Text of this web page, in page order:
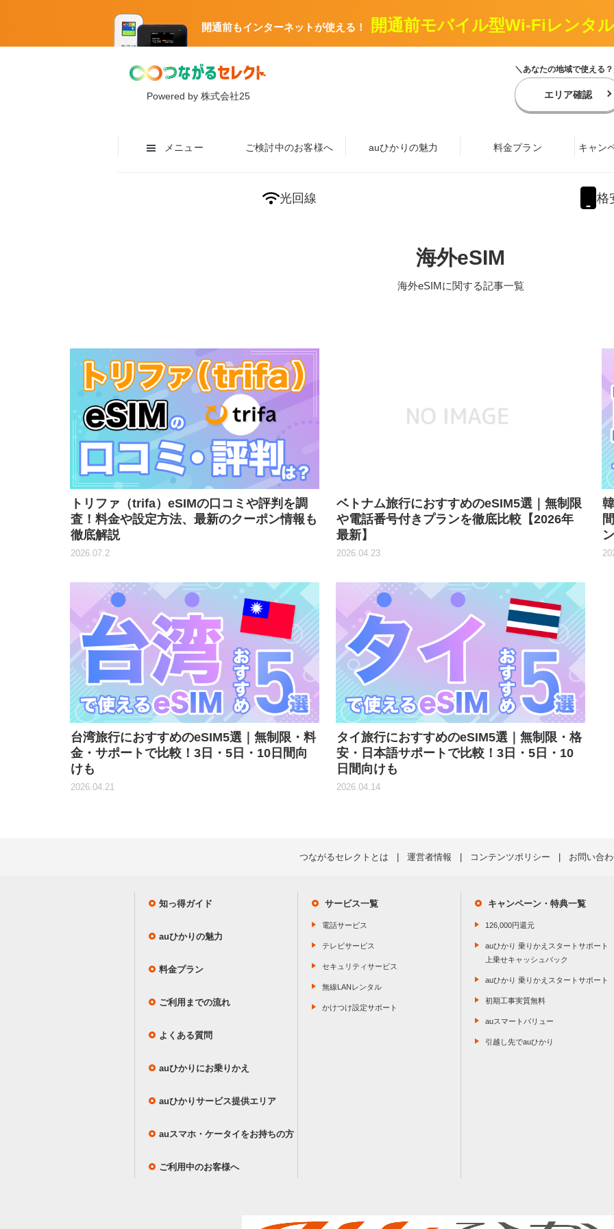
開通前もインターネットが使える！ 開通前モバイル型Wi-Fiレンタ
Powered by 株式会社25
＼あなたの地域で使える
エリア確認
メニュー ご検討中のお客様へ auひかりの魅力 料金プラン キャン
光回線 格
海外eSIM
海外eSIMに関する記事一覧
トリファ（trifa）eSIMの口コミや評判を調
査！料金や設定方法、最新のクーポン情報も
徹底解説
2026.07.2
ベトナム旅行におすすめのeSIM5選｜無制限
や電話番号付きプランを徹底比較【2026年
最新】
2026.04.23
台湾旅行におすすめのeSIM5選｜無制限・料
金・サポートで比較！3日・5日・10日間向
けも
2026.04.21
タイ旅行におすすめのeSIM5選｜無制限・格
安・日本語サポートで比較！3日・5日・10
日間向けも
2026.04.14
つながるセレクトとは 運営者情報 コンテンツポリシー お問い合
知っ得ガイド
auひかりの魅力
料金プラン
ご利用までの流れ
よくある質問
auひかりにお乗りかえ
auひかりサービス提供エリア
auスマホ・ケータイをお持ちの方
ご利用中のお客様へ
サービス一覧
電話サービス
テレビサービス
セキュリティサービス
無線LANレンタル
かけつけ設定サポート
キャンペーン・特典一覧
126,000円還元
auひかり 乗りかえスタートサポート
上乗せキャッシュバック
auひかり 乗りかえスタートサポート
初期工事実質無料
auスマートバリュー
引越し先でauひかり